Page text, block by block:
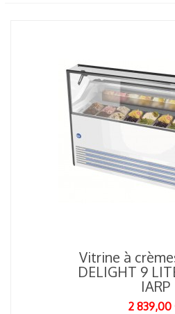
Vitrine à
DELIGHT 9
IARP
2 839,00